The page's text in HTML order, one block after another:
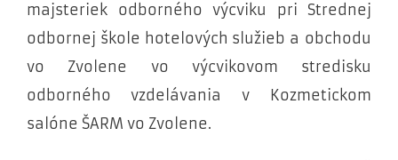
majsteriek odborného výcviku pri Strednej
odbornej škole hotelových služieb a obchodu
vo Zvolene vo výcvikovom stredisku
odborného vzdelávania v Kozmetickom
salóne ŠARM vo Zvolene.